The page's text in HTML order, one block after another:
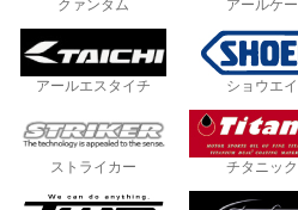
クァンタム アールケー
アールエスタイチ ショウエイ
ストライカー チタニック